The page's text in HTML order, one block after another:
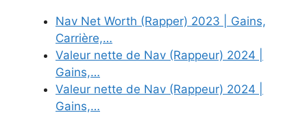
Nav Net Worth (Rapper) 2023 | Gains,
Carrière,…
Valeur nette de Nav (Rappeur) 2024 |
Gains,…
Valeur nette de Nav (Rappeur) 2024 |
Gains,…